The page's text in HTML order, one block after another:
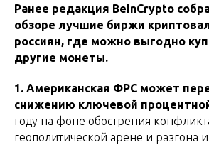
Ранее редакция BeInCrypto
обзоре лучшие биржи
россиян, где можно выгодно
другие монеты.
1. Американская ФРС может
снижению ключевой
году на фоне обострения
геополитической арене и разгона